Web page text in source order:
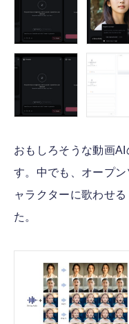
おもしろそうな動画
す。中でも、オープ
ャラクターに歌わせ
た。